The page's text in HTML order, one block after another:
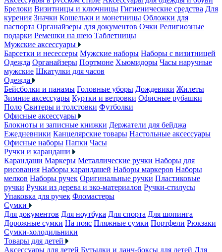
Брелоки Визитницы и ключницы Гигиенические средства Для
курения Значки Кошельки и монетницы Обложки для
паспорта Органайзеры для документов Очки Религиозные
подарки Ремешки на шею Таблетницы
Мужские аксессуары
Барсетки и несессеры Мужские наборы Наборы с визитницей
Одежда Органайзеры Портмоне Хьюмидоры Часы наручные
мужские Шкатулки для часов
Одежда
Бейсболки и панамы Головные уборы Дождевики Жилеты
Зимние аксессуары Куртки и ветровки Офисные рубашки
Поло Свитеры и толстовки Футболки
Офисные аксессуары
Блокноты и записные книжки Держатели для бейджа
Ежедневники Канцелярские товары Настольные аксессуары
Офисные наборы Папки Часы
Ручки и карандаши
Карандаши Маркеры Металлические ручки Наборы для
рисования Наборы карандашей Наборы маркеров Наборы
мелков Наборы ручек Оригинальные ручки Пластиковые
ручки Ручки из дерева и эко-материалов Ручки-стилусы
Упаковка для ручек Фломастеры
Сумки
Для документов Для ноутбука Для спорта Для шопинга
Дорожные сумки На пояс Пляжные сумки Портфели Рюкзаки
Сумки-холодильники
Товары для детей
Аксессуары для детей Бутылки и ланч-боксы для детей Для